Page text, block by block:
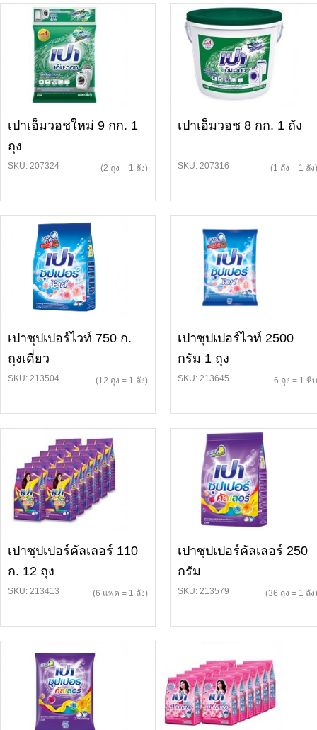
เปาเอ็มวอชใหม่ 9 กก. 1
ถุง
SKU: 207324 (2 ถุง = 1 ลัง)
เปาเอ็มวอช 8 กก. 1 ถัง
SKU: 207316 (1 ถัง = 1 ลัง)
เปาซุปเปอร์ไวท์ 750 ก.
ถุงเดี่ยว
SKU: 213504 (12 ถุง = 1 ลัง)
เปาซุปเปอร์ไวท์ 2500
กรัม 1 ถุง
SKU: 213645 6 ถุง = 1 หีบ
เปาซุปเปอร์คัลเลอร์ 110
ก. 12 ถุง
SKU: 213413 (6 แพค = 1 ลัง)
เปาซุปเปอร์คัลเลอร์ 250
กรัม
SKU: 213579 (36 ถุง = 1 ลัง)